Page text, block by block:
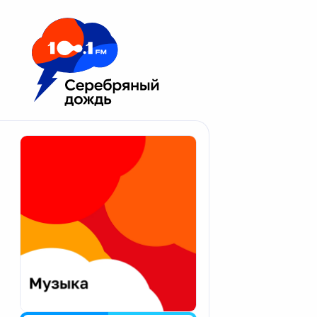
Москва 100.1 FM
Апатиты
Екатеринбург
Калининград
Калуга